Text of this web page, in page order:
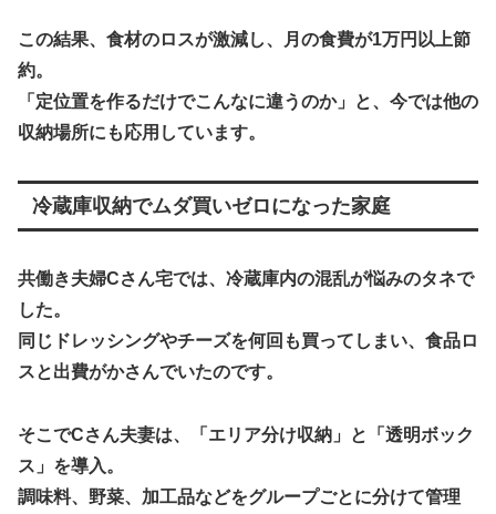
この結果、 食材のロスが激減し、月の食費が1万円以上節
約。
「定位置を作るだけでこんなに違うのか」と、今では他の
収納場所にも応用しています。
冷蔵庫収納でムダ買いゼロになった家庭
共働き夫婦Cさん宅では、冷蔵庫内の混乱が悩みのタネで
した。
同じドレッシングやチーズを何回も買ってしまい、食品ロ
スと出費がかさんでいたのです。
そこでCさん夫妻は、「エリア分け収納」と「透明ボック
ス」を導入。
調味料、野菜、加工品などをグループごとに分けて管理